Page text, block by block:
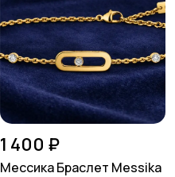
1 400 ₽
Мессика Браслет Messika